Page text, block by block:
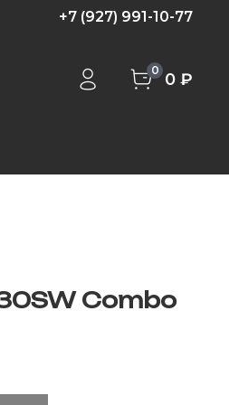
+7 (927) 991-10-77
0 0 ₽
Combo